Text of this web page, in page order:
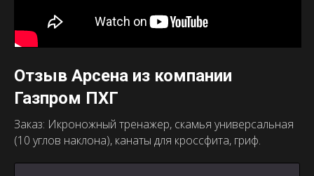
Отзыв Арсена из компании
Газпром ПХГ
Заказ: Икроножный тренажер, скамья универсальная
(10 углов наклона), канаты для кроссфита, гриф.